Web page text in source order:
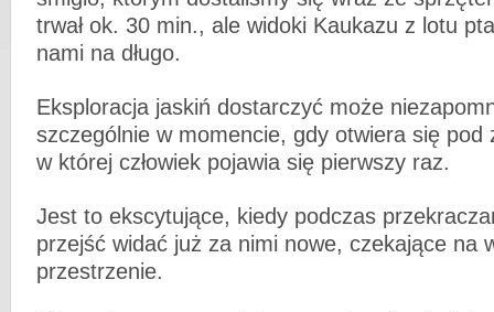
trwał ok. 30 min., ale widoki Kaukazu z lotu
nami na długo.
Eksploracja jaskiń dostarczyć może
szczególnie w momencie, gdy otwiera się pod
w której człowiek pojawia się pierwszy raz.
Jest to ekscytujące, kiedy podczas
przejść widać już za nimi nowe, czekające na
przestrzenie.